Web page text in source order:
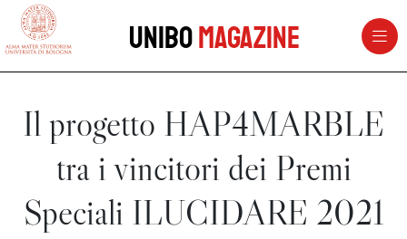
vai al contenuto della pagina
UniboMagazine
Il progetto HAP4MARBLE
tra i vincitori dei Premi
Speciali ILUCIDARE 2021